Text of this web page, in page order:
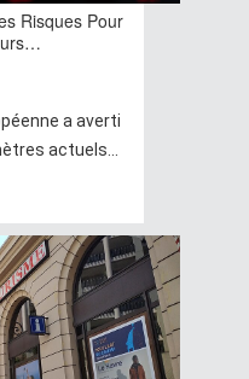
Risques Pour
a averti
actuels...